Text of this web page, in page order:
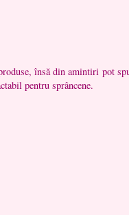
însă din amintiri pot
pentru sprâncene.